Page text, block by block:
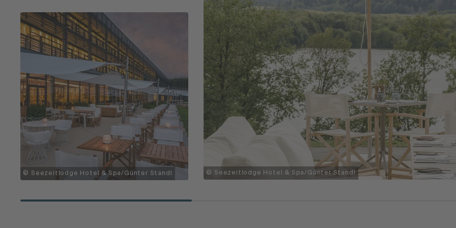
© Seezeitlodge Hotel & Spa/Günter Standl © Seezeitlodge Hotel & Spa/Günter Standl